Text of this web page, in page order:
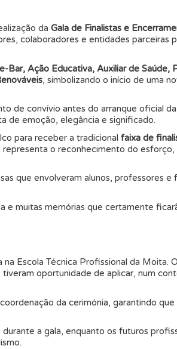
da Gala de Finalistas e
colaboradores e entidades parceiras
Bar, Ação Educativa, Auxiliar de Saúde,
, simbolizando o início de uma
de convívio antes do arranque oficial
de emoção, elegância e significado.
para receber a tradicional faixa de
o reconhecimento do esforço,
que envolveram alunos, professores e
e muitas memórias que certamente
Escola Técnica Profissional da Moita.
oportunidade de aplicar, num
da cerimónia, garantindo
a gala, enquanto os futuros